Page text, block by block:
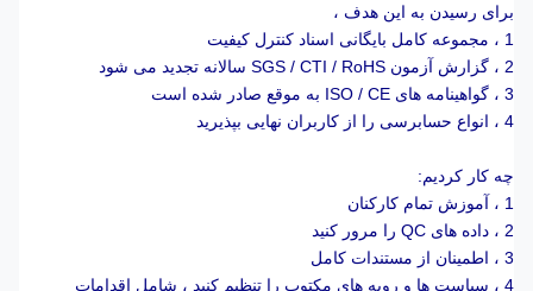
برای رسیدن به این هدف ،
1 ، مجموعه کامل بایگانی اسناد کنترل کیفیت
2 ، گزارش آزمون SGS / CTI / RoHS سالانه تجدید می شود
3 ، گواهینامه های ISO / CE به موقع صادر شده است
4 ، انواع حسابرسی را از کاربران نهایی بپذیرید
چه کار کردیم:
1 ، آموزش تمام کارکنان
2 ، داده های QC را مرور کنید
3 ، اطمینان از مستندات کامل
4 ، سیاست ها و رویه های مکتوب را تنظیم کنید ، شامل اقدامات